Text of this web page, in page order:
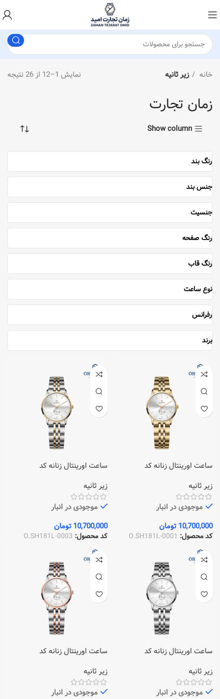
خانه زیر ثانیه نمایش 1–12 از 26 نتیجه
زمان تجارت
Show column
رنگ بند
جنس بند
جنسیت
رنگ صفحه
رنگ قاب
نوع ساعت
رفرانس
برند
ساعت اورینتال زنانه کد
زیر ثانیه
موجودی در انبار
10,700,000 تومان
کد محصول: O.SH181L-0001
ساعت اورینتال زنانه کد
زیر ثانیه
موجودی در انبار
10,700,000 تومان
کد محصول: O.SH181L-0003
ساعت اورینتال زنانه کد
زیر ثانیه
موجودی در انبار
ساعت اورینتال زنانه کد
زیر ثانیه
موجودی در انبار